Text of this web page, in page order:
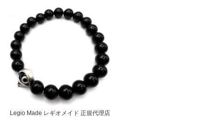
Legio Made レギオメイド 正規代理店